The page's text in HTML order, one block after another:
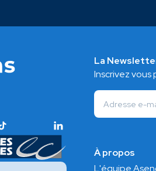
La
Inscrivez vous
À propos
L'équipe